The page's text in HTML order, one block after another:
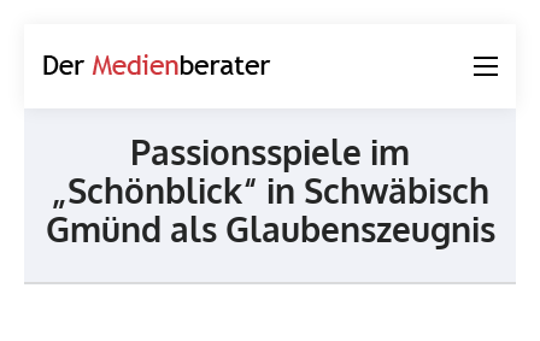
Passionsspiele im
„Schönblick“ in Schwäbisch
Gmünd als Glaubenszeugnis